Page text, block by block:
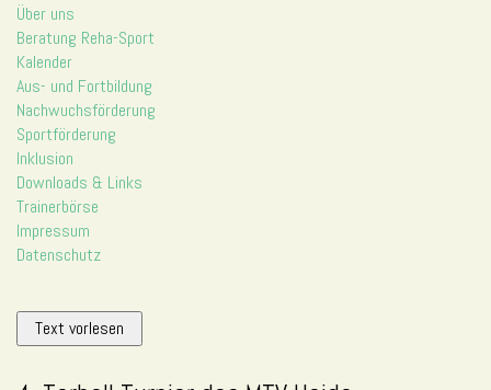
Über uns
Beratung Reha-Sport
Kalender
Aus- und Fortbildung
Nachwuchsförderung
Sportförderung
Inklusion
Downloads & Links
Trainerbörse
Impressum
Datenschutz
Text vorlesen